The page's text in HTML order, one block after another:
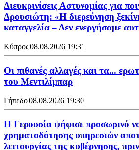
Διευκρινίσεις Αστυνομίας για
Δρουσιώτη: «Η διερεύνηση
καταγγελία – Δεν ενεργήσαμε
Κύπρος|08.08.2026 19:31
Οι πιθανές αλλαγές και τα...
του Μεντιλίμπαρ
Γήπεδο|08.08.2026 19:30
Η Γερουσία ψήφισε προσωρινό
χρηματοδότησης υπηρεσιών
λειτουργίας της κυβέρνησης,